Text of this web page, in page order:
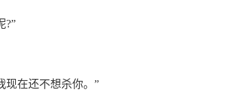
?”
现在还不想杀你。”